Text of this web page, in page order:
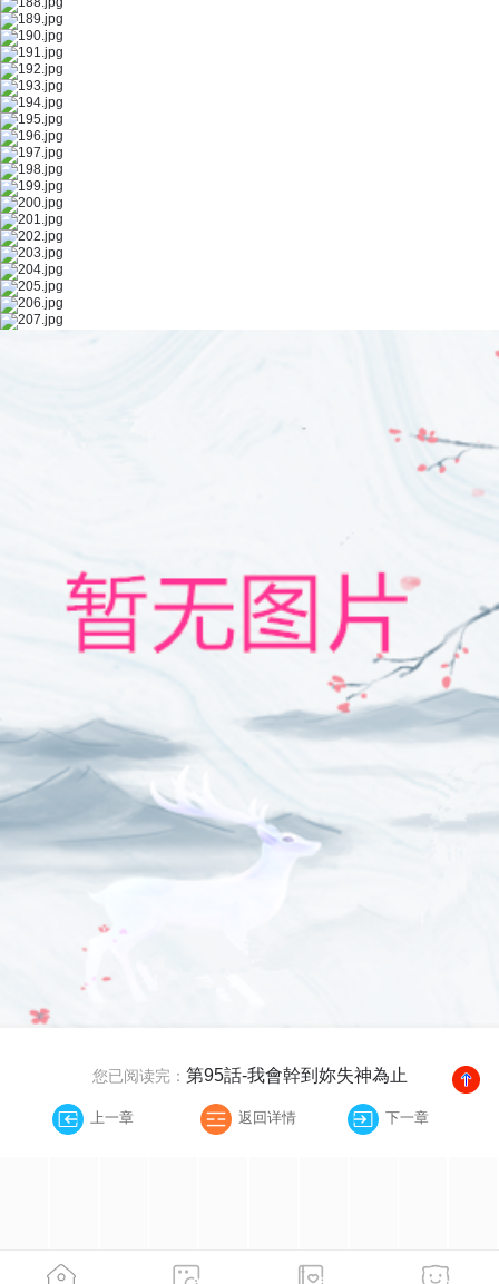
您已阅读完： 第95話-我會幹到妳失神為止
上一章 返回详情 下一章